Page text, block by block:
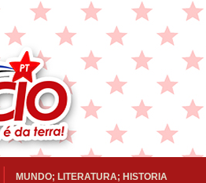
MUNDO; LITERATURA; HISTORIA